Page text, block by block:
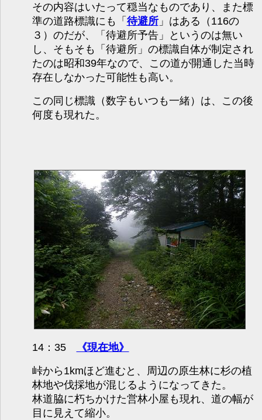
その内容はいたって穏当なものであり、また標
準の道路標識にも「 待避所」はある（116の
３）のだが、「待避所予告」というのは無い
し、そもそも「待避所」の標識自体が制定され
たのは昭和39年なので、この道が開通した当時
存在しなかった可能性も高い。
この同じ標識（数字もいつも一緒）は、この後
何度も現れた。
14：35
《現在地》
峠から1kmほど進むと、周辺の原生林に杉の植
林地や伐採地が混じるようになってきた。
林道脇に朽ちかけた営林小屋も現れ、道の幅が
目に見えて縮小。